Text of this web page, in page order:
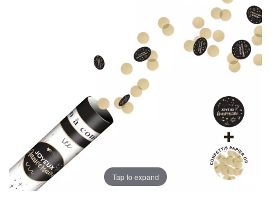
Tap to expand